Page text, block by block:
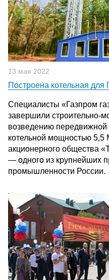
13 мая 2022
Построена котельная
Специалисты «Газпром
завершили строительно-
возведению передвижной
котельной мощностью 5,5
акционерного общества
— одного из крупнейших
промышленности России.